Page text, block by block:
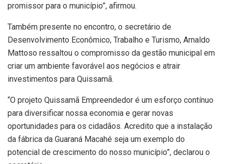
promissor para o município”, afirmou.
Também presente no encontro, o secretário de
Desenvolvimento Econômico, Trabalho e Turismo, Arnaldo
Mattoso ressaltou o compromisso da gestão municipal em
criar um ambiente favorável aos negócios e atrair
investimentos para Quissamã.
“O projeto Quissamã Empreendedor é um esforço contínuo
para diversificar nossa economia e gerar novas
oportunidades para os cidadãos. Acredito que a instalação
da fábrica da Guaraná Macahé seja um exemplo do
potencial de crescimento do nosso município”, declarou o